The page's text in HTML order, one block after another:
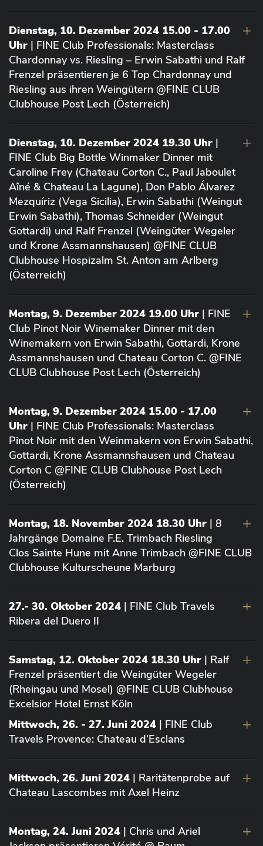
Dienstag, 10. Dezember 2024 15.00 - 17.00
Uhr | FINE Club Professionals: Masterclass
Chardonnay vs. Riesling – Erwin Sabathi und Ralf
Frenzel präsentieren je 6 Top Chardonnay und
Riesling aus ihren Weingütern @FINE CLUB
Clubhouse Post Lech (Österreich)
Dienstag, 10. Dezember 2024 19.30 Uhr |
FINE Club Big Bottle Winmaker Dinner mit
Caroline Frey (Chateau Corton C., Paul Jaboulet
Aîné & Chateau La Lagune), Don Pablo Álvarez
Mezquíriz (Vega Sicilia), Erwin Sabathi (Weingut
Erwin Sabathi), Thomas Schneider (Weingut
Gottardi) und Ralf Frenzel (Weingüter Wegeler
und Krone Assmannshausen) @FINE CLUB
Clubhouse Hospizalm St. Anton am Arlberg
(Österreich)
Montag, 9. Dezember 2024 19.00 Uhr | FINE
Club Pinot Noir Winemaker Dinner mit den
Winemakern von Erwin Sabathi, Gottardi, Krone
Assmannshausen und Chateau Corton C. @FINE
CLUB Clubhouse Post Lech (Österreich)
Montag, 9. Dezember 2024 15.00 - 17.00
Uhr | FINE Club Professionals: Masterclass
Pinot Noir mit den Weinmakern von Erwin Sabathi,
Gottardi, Krone Assmannshausen und Chateau
Corton C @FINE CLUB Clubhouse Post Lech
(Österreich)
Montag, 18. November 2024 18.30 Uhr | 8
Jahrgänge Domaine F.E. Trimbach Riesling
Clos Sainte Hune mit Anne Trimbach @FINE CLUB
Clubhouse Kulturscheune Marburg
27.- 30. Oktober 2024 | FINE Club Travels
Ribera del Duero II
Samstag, 12. Oktober 2024 18.30 Uhr | Ralf
Frenzel präsentiert die Weingüter Wegeler
(Rheingau und Mosel) @FINE CLUB Clubhouse
Excelsior Hotel Ernst Köln
Mittwoch, 26. - 27. Juni 2024 | FINE Club
Travels Provence: Chateau d’Esclans
Mittwoch, 26. Juni 2024 | Raritätenprobe auf
Chateau Lascombes mit Axel Heinz
Montag, 24. Juni 2024 | Chris und Ariel